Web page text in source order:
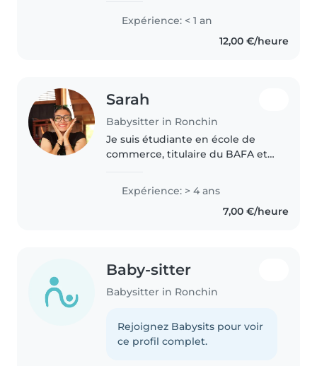
toujours, j'ai eu l'habitude de
m'occuper de mes frères et
sœurs, en prenant un peu le
Expérience: < 1 an
12,00 €/heure
Sarah
Babysitter in Ronchin
Je suis étudiante en école de
commerce, titulaire du BAFA et
des enfants. Ayant grandi avec
une maman assistante
maternelle, j'ai appris dès mon
Expérience: > 4 ans
7,00 €/heure
Baby-sitter
Babysitter in Ronchin
Rejoignez Babysits pour voir
ce profil complet.